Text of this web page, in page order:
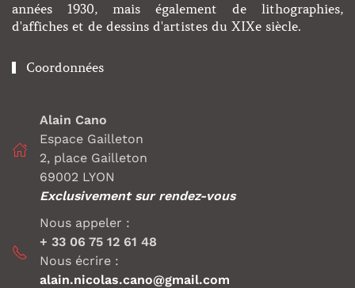
années 1930, mais également de lithographies,
d'affiches et de dessins d'artistes du XIXe siècle.
Coordonnées
Alain Cano
Espace Gailleton
2, place Gailleton
69002 LYON
Exclusivement sur rendez-vous
Nous appeler :
+ 33 06 75 12 61 48
Nous écrire :
alain.nicolas.cano@gmail.com